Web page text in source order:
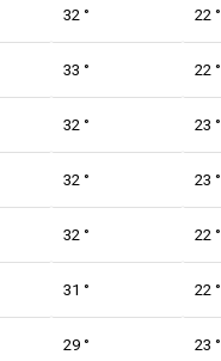
32 ° 22 °
33 ° 22 °
32 ° 23 °
32 ° 23 °
32 ° 22 °
31 ° 22 °
29 ° 23 °